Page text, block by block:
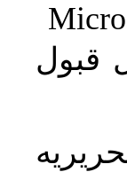
قبول